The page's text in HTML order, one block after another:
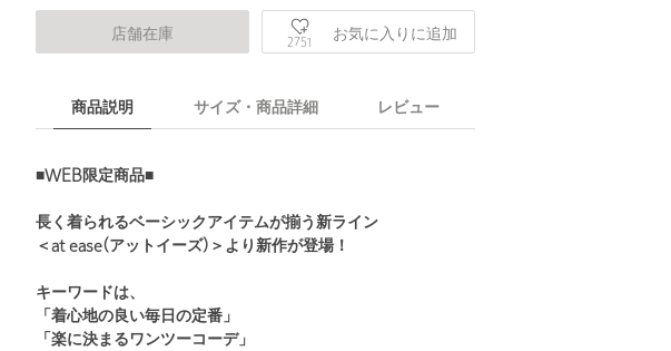
店舗在庫
2751 お気に入りに追加
商品説明 サイズ・商品詳細 レビュー
■WEB限定商品■
長く着られるベーシックアイテムが揃う新ライン
＜at ease(アットイーズ)＞より新作が登場！
キーワードは、
「着心地の良い毎日の定番」
「楽に決まるワンツーコーデ」